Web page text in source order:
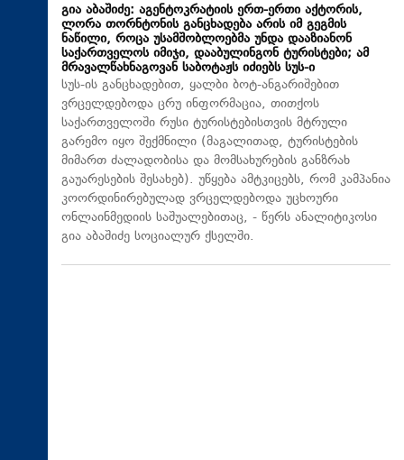
გია აბაშიძე: აგენტოკრატიის ერთ-ერთი აქტორის,
ლორა თორნტონის განცხადება არის იმ გეგმის
ნაწილი, როცა უსამშობლოებმა უნდა დააზიანონ
საქართველოს იმიჯი, დააბულინგონ ტურისტები; ამ
მრავალწახნაგოვან საბოტაჟს იძიებს სუს-ი
​სუს-ის განცხადებით, ყალბი ბოტ-ანგარიშებით
ვრცელდებოდა ცრუ ინფორმაცია, თითქოს
საქართველოში რუსი ტურისტებისთვის მტრული
გარემო იყო შექმნილი (მაგალითად, ტურისტების
მიმართ ძალადობისა და მომსახურების განზრახ
გაუარესების შესახებ). უწყება ამტკიცებს, რომ კამპანია
კოორდინირებულად ვრცელდებოდა უცხოური
ონლაინმედიის საშუალებითაც, - წერს ანალიტიკოსი
გია აბაშიძე სოციალურ ქსელში.